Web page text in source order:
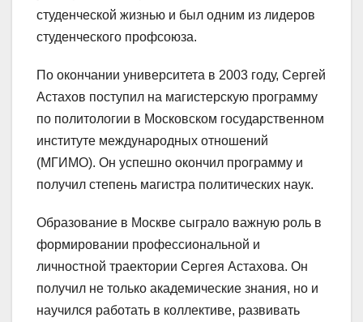
студенческой жизнью и был одним из лидеров
студенческого профсоюза.
По окончании университета в 2003 году, Сергей
Астахов поступил на магистерскую программу
по политологии в Московском государственном
институте международных отношений
(МГИМО). Он успешно окончил программу и
получил степень магистра политических наук.
Образование в Москве сыграло важную роль в
формировании профессиональной и
личностной траектории Сергея Астахова. Он
получил не только академические знания, но и
научился работать в коллективе, развивать